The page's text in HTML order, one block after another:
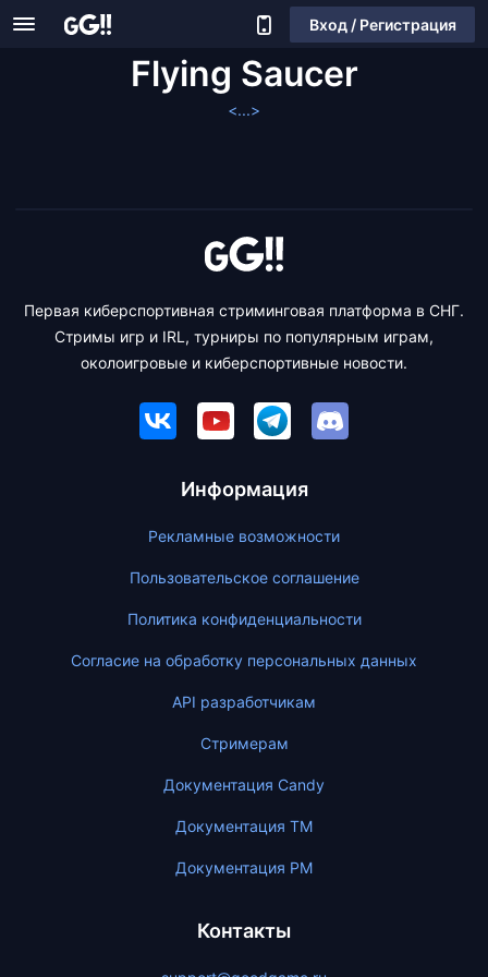
Вход / Регистрация
Flying Saucer
<...>
Первая киберспортивная стриминговая платформа в СНГ.
Стримы игр и IRL, турниры по популярным играм,
околоигровые и киберспортивные новости.
Информация
Рекламные возможности
Пользовательское соглашение
Политика конфиденциальности
Согласие на обработку персональных данных
API разработчикам
Стримерам
Документация Candy
Документация ТМ
Документация PM
Контакты